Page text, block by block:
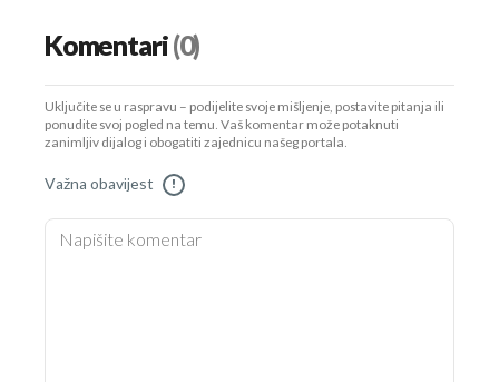
Komentari(0)
Uključite se u raspravu – podijelite svoje mišljenje, postavite pitanja ili
ponudite svoj pogled na temu. Vaš komentar može potaknuti
zanimljiv dijalog i obogatiti zajednicu našeg portala.
Važna obavijest !